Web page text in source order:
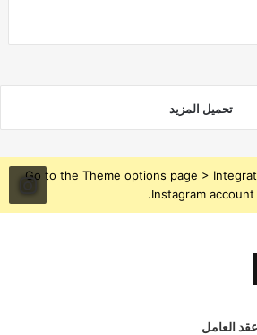
تحميل المزيد
Go to the Theme options page >
Instagram account.
العامل